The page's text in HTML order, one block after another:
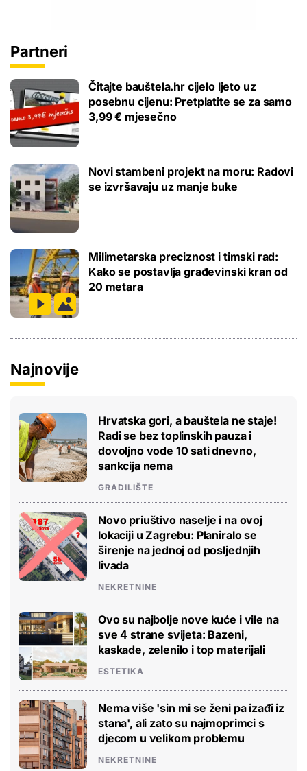
Partneri
Čitajte bauštela.hr cijelo ljeto uz
posebnu cijenu: Pretplatite se za samo
3,99 € mjesečno
Novi stambeni projekt na moru: Radovi
se izvršavaju uz manje buke
Milimetarska preciznost i timski rad:
Kako se postavlja građevinski kran od
20 metara
Najnovije
Hrvatska gori, a bauštela ne staje!
Radi se bez toplinskih pauza i
dovoljno vode 10 sati dnevno,
sankcija nema
GRADILIŠTE
Novo priuštivo naselje i na ovoj
lokaciji u Zagrebu: Planiralo se
širenje na jednoj od posljednjih
livada
NEKRETNINE
Ovo su najbolje nove kuće i vile na
sve 4 strane svijeta: Bazeni,
kaskade, zelenilo i top materijali
ESTETIKA
Nema više 'sin mi se ženi pa izađi iz
stana', ali zato su najmoprimci s
djecom u velikom problemu
NEKRETNINE